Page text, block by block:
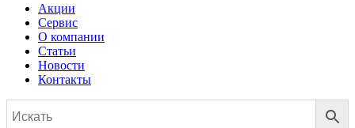
Акции
Сервис
О компании
Статьи
Новости
Контакты